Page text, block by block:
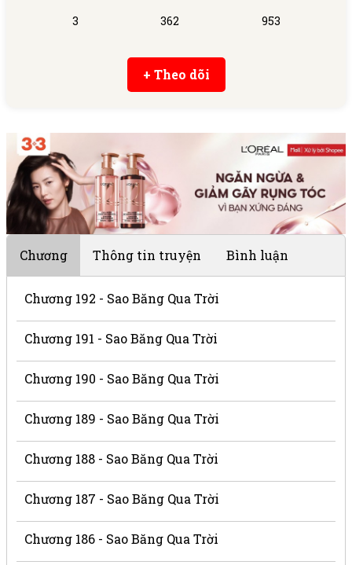
3
362
953
+ Theo dõi
Chương Thông tin truyện Bình luận
Chương 192 - Sao Băng Qua Trời
Chương 191 - Sao Băng Qua Trời
Chương 190 - Sao Băng Qua Trời
Chương 189 - Sao Băng Qua Trời
Chương 188 - Sao Băng Qua Trời
Chương 187 - Sao Băng Qua Trời
Chương 186 - Sao Băng Qua Trời